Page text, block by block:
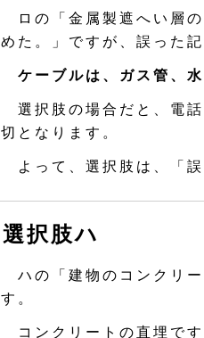
ロの「金属製遮へい層の
めた。」ですが、誤った記
ケーブルは、ガス管、
選択肢の場合だと、電話
切となります。
よって、選択肢は、「誤
選択肢ハ
ハの「建物のコンクリー
す。
コンクリートの直埋です